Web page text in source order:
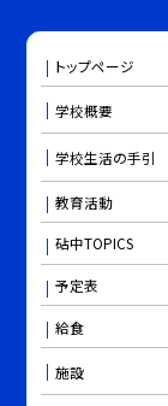
トップページ
学校概要
学校生活の手引
教育活動
砧中TOPICS
予定表
給食
施設